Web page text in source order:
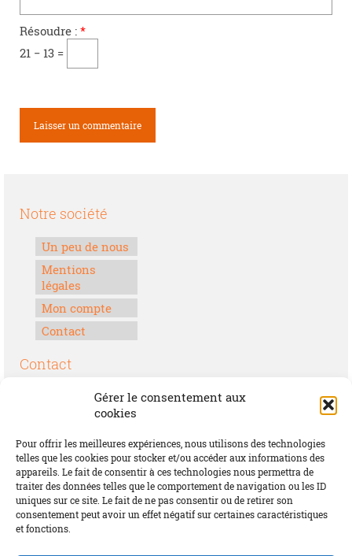
Gérer le consentement aux
cookies
Pour offrir les meilleures expériences, nous utilisons des technologies
telles que les cookies pour stocker et/ou accéder aux informations des
appareils. Le fait de consentir à ces technologies nous permettra de
traiter des données telles que le comportement de navigation ou les ID
uniques sur ce site. Le fait de ne pas consentir ou de retirer son
consentement peut avoir un effet négatif sur certaines caractéristiques
et fonctions.
Résoudre : *
21 − 13 =
Notre société
Un peu de nous
Mentions
légales
Mon compte
Contact
Contact
Boulevard Félix Houphouët-Boigny
contact@offrirdubonheur.com
Blog